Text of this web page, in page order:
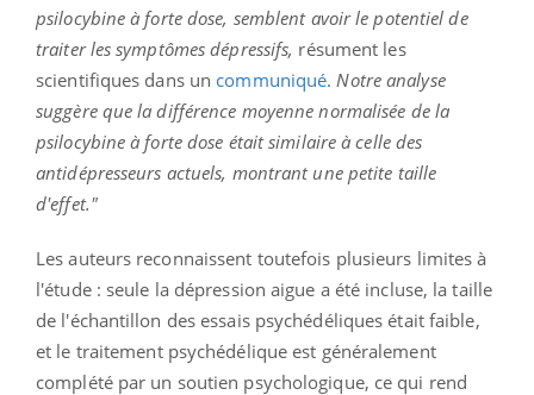
psilocybine à forte dose, semblent avoir le potentiel de
traiter les symptômes dépressifs, résument les
scientifiques dans un communiqué. Notre analyse
suggère que la différence moyenne normalisée de la
psilocybine à forte dose était similaire à celle des
antidépresseurs actuels, montrant une petite taille
d'effet."
Les auteurs reconnaissent toutefois plusieurs limites à
l'étude : seule la dépression aigue a été incluse, la taille
de l'échantillon des essais psychédéliques était faible,
et le traitement psychédélique est généralement
complété par un soutien psychologique, ce qui rend